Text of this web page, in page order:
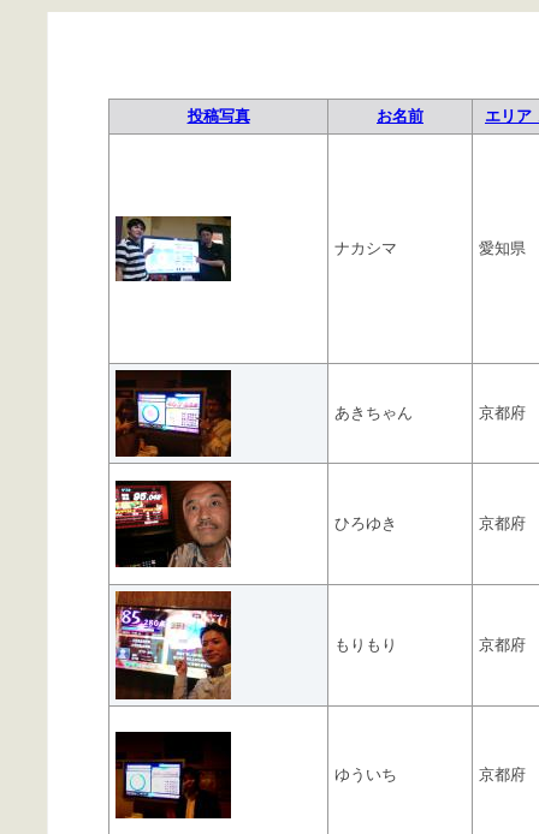
投稿写真 お名前 エリ
ナカシマ 愛知県
あきちゃん 京都府
ひろゆき 京都府
もりもり 京都府
ゆういち 京都府